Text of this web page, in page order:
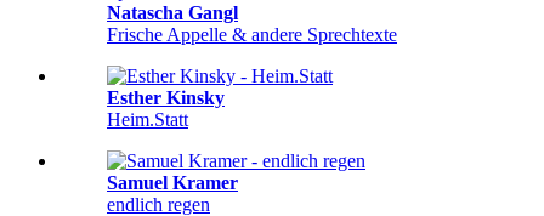
Natascha Gangl
Frische Appelle & andere Sprechtexte
Esther Kinsky
Heim.Statt
Samuel Kramer
endlich regen